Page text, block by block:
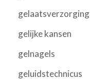
gelaatsverzorging
gelijke kansen
gelnagels
geluidstechnicus